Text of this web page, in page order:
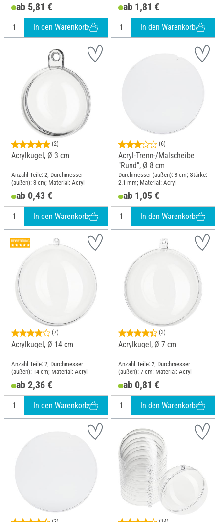
ab 5,81 €
In den Warenkorb
ab 1,81 €
In den Warenkorb
(2)
Acrylkugel, Ø 3 cm
Anzahl Teile: 2; Durchmesser
(außen): 3 cm; Material: Acryl
ab 0,43 €
In den Warenkorb
(6)
Acryl-Trenn-/Malscheibe
"Rund", Ø 8 cm
Durchmesser (außen): 8 cm; Stärke:
2.1 mm; Material: Acryl
ab 1,05 €
In den Warenkorb
(7)
Acrylkugel, Ø 14 cm
Anzahl Teile: 2; Durchmesser
(außen): 14 cm; Material: Acryl
ab 2,36 €
In den Warenkorb
(3)
Acrylkugel, Ø 7 cm
Anzahl Teile: 2; Durchmesser
(außen): 7 cm; Material: Acryl
ab 0,81 €
In den Warenkorb